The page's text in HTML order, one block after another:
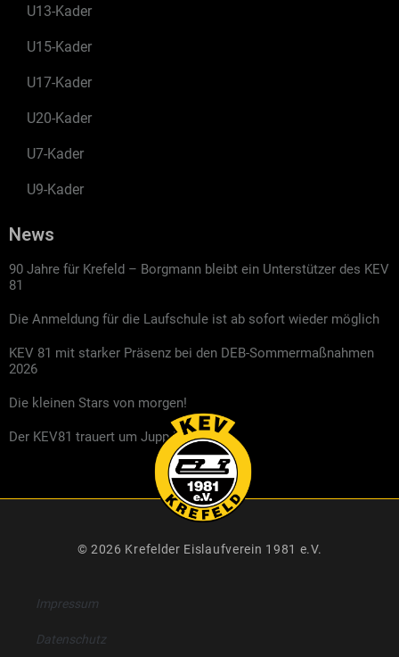
U13-Kader
U15-Kader
U17-Kader
U20-Kader
U7-Kader
U9-Kader
News
90 Jahre für Krefeld – Borgmann bleibt ein Unterstützer des KEV
81
Die Anmeldung für die Laufschule ist ab sofort wieder möglich
KEV 81 mit starker Präsenz bei den DEB-Sommermaßnahmen
2026
Die kleinen Stars von morgen!
Der KEV81 trauert um Jupp Kompalla
© 2026 Krefelder Eislaufverein 1981 e.V.
Impressum
Datenschutz